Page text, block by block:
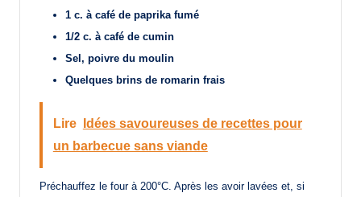
1 c. à café de paprika fumé
1/2 c. à café de cumin
Sel, poivre du moulin
Quelques brins de romarin frais
Lire
Idées savoureuses de recettes pour
un barbecue sans viande
Préchauffez le four à 200°C. Après les avoir lavées et, si